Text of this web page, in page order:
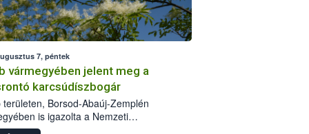
7, péntek
vármegyében jelent meg a
karcsúdíszbogár
területen, Borsod-Abaúj-Zemplén
is igazolta a Nemzeti
biztonsági Hivatal (Nébih) a